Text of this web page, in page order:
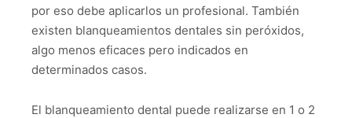
por eso debe aplicarlos un profesional. También
existen blanqueamientos dentales sin peróxidos,
algo menos eficaces pero indicados en
determinados casos.
El blanqueamiento dental puede realizarse en 1 o 2